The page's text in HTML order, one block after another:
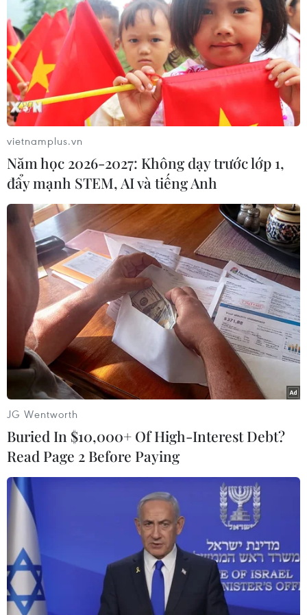
Bộ TN-MT: Cần huy động tư nhân đầu tư
nhà máy xử lý nước thải
17/03/2022 03:08
Bộ Tài nguyên và Môi trường Trần Hồng Hà cho rằng
cần huy động sự tham gia mạnh mẽ của khu vực tư
nhân vào đầu tư xây dựng hệ thống thu gom, xử lý
nước thải tập trung để giảm áp lực cho môi trường.
vietnamplus.vn
Năm học 2026-2027: Không dạy trước lớp 1,
đẩy mạnh STEM, AI và tiếng Anh
JG Wentworth
Buried In $10,000+ Of High-Interest Debt?
Read Page 2 Before Paying